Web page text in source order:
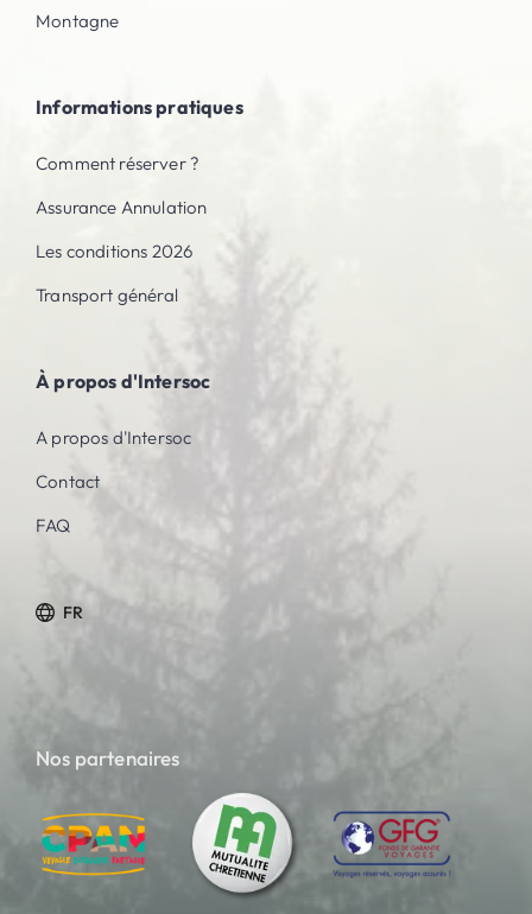
Montagne
Informations pratiques
Comment réserver ?
Assurance Annulation
Les conditions 2026
Transport général
À propos d'Intersoc
A propos d'Intersoc
Contact
FAQ
FR
Nos partenaires